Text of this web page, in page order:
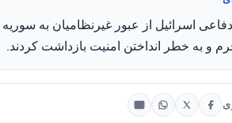
اسرائیل از عبور غیرنظامیان به
و به خطر انداختن امنیت بازداشت کردند.